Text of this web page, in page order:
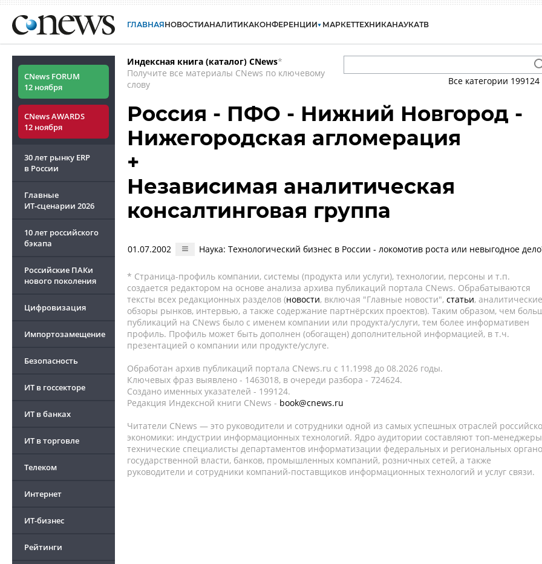
ГЛАВНАЯНОВОСТИАНАЛИТИКАКОНФЕРЕНЦИИ МАРКЕТТЕХНИКАНАУКАТВ
CNews FORUM
12 ноября
CNews AWARDS
12 ноября
30 лет рынку ERP
в России
Главные
ИТ-сценарии 2026
10 лет российского
бэкапа
Российские ПАКи
нового поколения
Цифровизация
Импортозамещение
Безопасность
ИТ в госсекторе
ИТ в банках
ИТ в торговле
Телеком
Интернет
ИТ-бизнес
Рейтинги
Индексная книга (каталог) CNews*
Получите все материалы CNews по ключевому
слову
Все категории 199124
Россия - ПФО - Нижний Новгород -
Нижегородская агломерация
+
Независимая аналитическая
консалтинговая группа
01.07.2002 Наука: Технологический бизнес в России - локомотив роста или невыгодное
* Страница-профиль компании, системы (продукта или услуги), технологии, персоны и т.п.
создается редактором на основе анализа архива публикаций портала CNews. Обрабатываются
тексты всех редакционных разделов (новости, включая "Главные новости", статьи, аналитические
обзоры рынков, интервью, а также содержание партнёрских проектов). Таким образом, чем
публикаций на CNews было с именем компании или продукта/услуги, тем более информативен
профиль. Профиль может быть дополнен (обогащен) дополнительной информацией, в т.ч.
презентацией о компании или продукте/услуге.
Обработан архив публикаций портала CNews.ru c 11.1998 до 08.2026 годы.
Ключевых фраз выявлено - 1463018, в очереди разбора - 724624.
Создано именных указателей - 199124.
Редакция Индексной книги CNews - book@cnews.ru
Читатели CNews — это руководители и сотрудники одной из самых успешных отраслей
экономики: индустрии информационных технологий. Ядро аудитории составляют топ-
технические специалисты департаментов информатизации федеральных и региональных
государственной власти, банков, промышленных компаний, розничных сетей, а также
руководители и сотрудники компаний-поставщиков информационных технологий и услуг связи.